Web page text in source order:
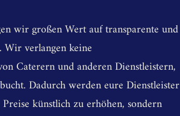
wir großen Wert auf transparente und
verlangen keine
Caterern und anderen Dienstleistern,
Dadurch werden eure Dienstleister
künstlich zu erhöhen, sondern